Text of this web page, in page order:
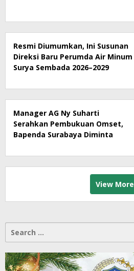
Resmi Diumumkan, Ini Susunan
Direksi Baru Perumda Air Minum
Surya Sembada 2026–2029
Manager AG Ny Suharti
Serahkan Pembukuan Omset,
Bapenda Surabaya Diminta
View More
Search